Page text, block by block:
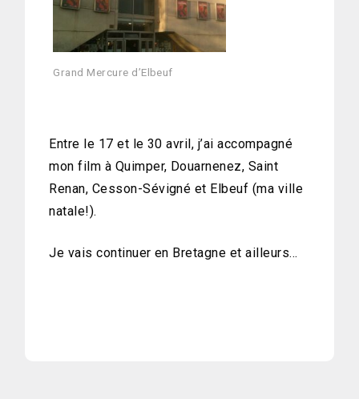
CONTACT
Grand Mercure d’Elbeuf
Entre le 17 et le 30 avril, j’ai accompagné
mon film à Quimper, Douarnenez, Saint
Renan, Cesson-Sévigné et Elbeuf (ma ville
natale!).
Je vais continuer en Bretagne et ailleurs…